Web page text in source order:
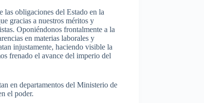
las obligaciones del Estado en la
gracias a nuestros méritos y
Oponiéndonos frontalmente a la
en materias laborales y
injustamente, haciendo visible la
frenado el avance del imperio del
en departamentos del Ministerio de
el poder.